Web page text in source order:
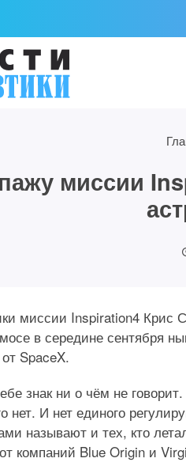
миссии
миссии Inspiration4
в середине сентября
SpaceX.
знак ни о чём не
нет. И нет единого
называют и тех, кто
компаний Blue Origin и